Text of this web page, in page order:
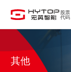
股票
代码
其他